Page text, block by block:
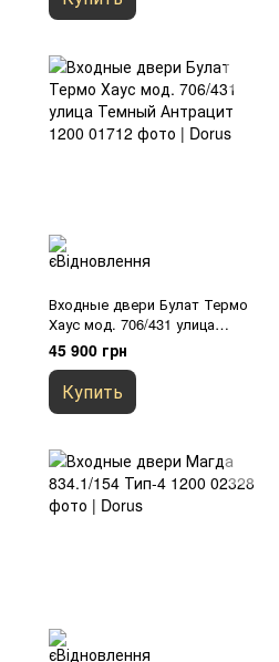
Входные двери Булат Термо
Хаус мод. 706/431 улица
Темный Антрацит 1200
45 900 грн
Купить